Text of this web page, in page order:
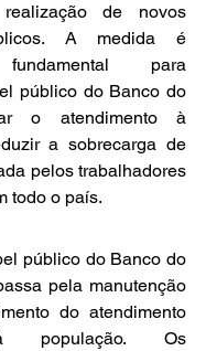
de novos
A medida é
para
público do Banco do
o atendimento à
a sobrecarga de
pelos trabalhadores
todo o país.
público do Banco do
pela manutenção
do atendimento
população. Os